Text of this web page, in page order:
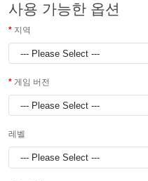
사용 가능한 옵션
지역
게임 버전
레벨